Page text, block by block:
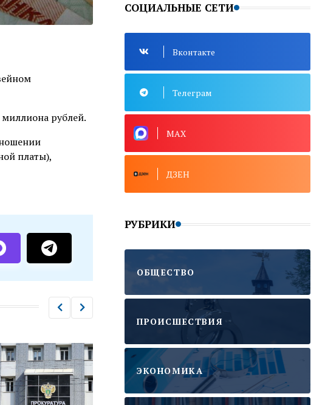
рублей.
платы),
СОЦИАЛЬНЫЕ СЕТИ
Вконтакте
Телеграм
MAX
ДЗЕН
РУБРИКИ
ОБЩЕСТВО
ПРОИСШЕСТВИЯ
ЭКОНОМИКА